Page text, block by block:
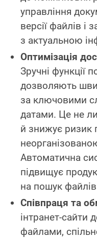
управління
версії файлів і
з актуальною
Оптимізація
Зручні функції
дозволяють
за ключовими
датами. Це не
й знижує ризик
Автоматична
підвищує
на пошук
Співпраця та
інтранет-сайти
файлами,